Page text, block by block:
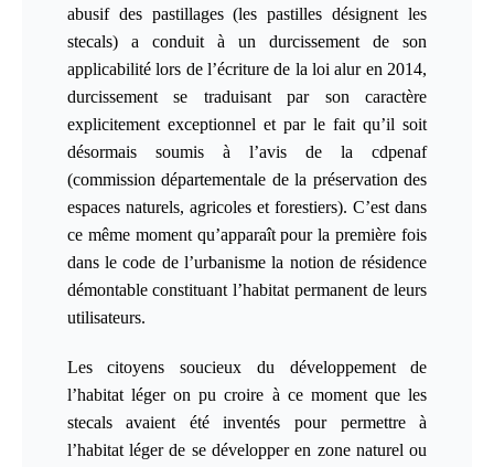
abusif des pastillages (les pastilles désignent les
stecals) a conduit à un durcissement de son
applicabilité lors de l’écriture de la loi alur en 2014,
durcissement se traduisant par son caractère
explicitement exceptionnel et par le fait qu’il soit
désormais soumis à l’avis de la cdpenaf
(commission départementale de la préservation des
espaces naturels, agricoles et forestiers). C’est dans
ce même moment qu’apparaît pour la première fois
dans le code de l’urbanisme la notion derésidence
démontable constituant l’habitat permanent de leurs
utilisateurs.
Les citoyens soucieux du développement de
l’habitat léger on pu croire à ce moment que les
stecals avaient été inventés pour permettre à
l’habitat léger de se développer en zone naturel ou